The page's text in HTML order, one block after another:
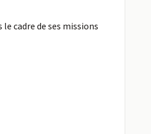
cadre de ses missions